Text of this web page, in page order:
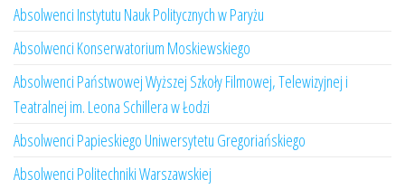
Absolwenci Instytutu Nauk Politycznych w Paryżu
Absolwenci Konserwatorium Moskiewskiego
Absolwenci Państwowej Wyższej Szkoły Filmowej, Telewizyjnej i
Teatralnej im. Leona Schillera w Łodzi
Absolwenci Papieskiego Uniwersytetu Gregoriańskiego
Absolwenci Politechniki Warszawskiej